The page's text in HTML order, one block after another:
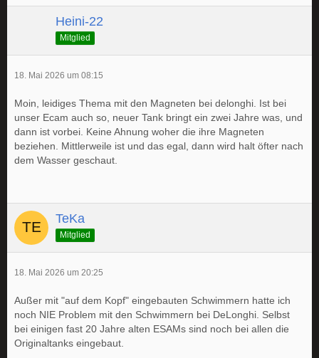
Heini-22
Mitglied
18. Mai 2026 um 08:15
Moin, leidiges Thema mit den Magneten bei delonghi. Ist bei
unser Ecam auch so, neuer Tank bringt ein zwei Jahre was, und
dann ist vorbei. Keine Ahnung woher die ihre Magneten
beziehen. Mittlerweile ist und das egal, dann wird halt öfter nach
dem Wasser geschaut.
TeKa
Mitglied
18. Mai 2026 um 20:25
Außer mit "auf dem Kopf" eingebauten Schwimmern hatte ich
noch NIE Problem mit den Schwimmern bei DeLonghi. Selbst
bei einigen fast 20 Jahre alten ESAMs sind noch bei allen die
Originaltanks eingebaut.